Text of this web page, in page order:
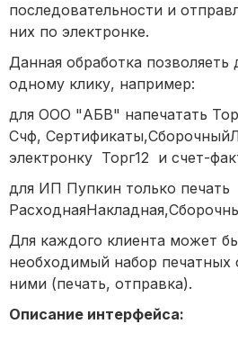
последовательности и
них по электронке.
Данная обработка позволяеть
одному клику, например:
для ООО "АБВ" напечатать
Счф,
электронку Торг12 и счет-
для ИП Пупкин только печать
Для каждого клиента может
необходимый набор печатных
ними (печать, отправка).
Описание интерфейса: